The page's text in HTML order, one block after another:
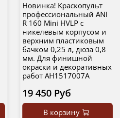
Новинка! Краскопульт
профессиональный ANI
R 160 Mini HVLP c
никелевым корпусом и
верхним пластиковым
бачком 0,25 л, дюза 0,8
мм. Для финишной
окраски и декоративных
работ AH1517007A
19 450 Руб
В корзину